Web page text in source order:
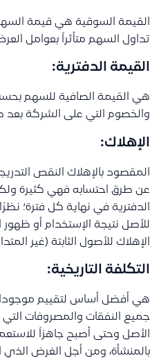
القيمة السوقية هي قيمة
تداول السهم متأثراً بعوامل
القيمة الدفترية:
هي القيمة الصافية للسهم بحسب
والخصوم التي على الشركة بعد
الإهلاك:
المقصود بالإهلاك النقص
عن طرق احتسابه فهي كثيرة
الدفترية في نهاية كل فترة؛
للأصل نتيجة الإستخدام أو ظهور
الإهلاك للأصول الثابتة (غير
التكلفة التاريخية:
هي أفضل أساس لتقييم
جميع النفقات والمصروفات
الأصل وحتى أصبح جاهزاً
بالمنشأة، ومن أجل الغرض الذي